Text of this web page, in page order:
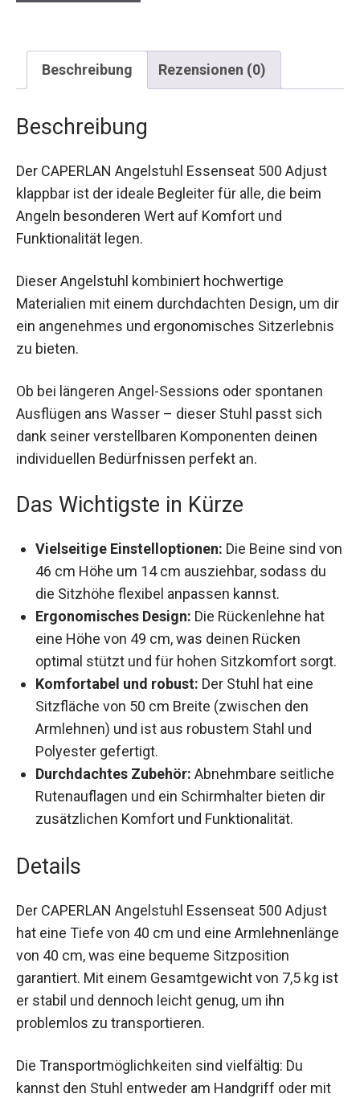
Beschreibung Rezensionen (0)
Beschreibung
klappbar ist der ideale Begleiter für alle, die beim
Angeln besonderen Wert auf Komfort und
Funktionalität legen.
Materialien mit einem durchdachten Design, um
dir ein angenehmes und ergonomisches
Sitzerlebnis zu bieten.
Ausflügen ans Wasser – dieser Stuhl passt sich
dank seiner verstellbaren Komponenten deinen
individuellen Bedürfnissen perfekt an.
Das Wichtigste in Kürze
von 46 cm Höhe um 14 cm ausziehbar,
sodass du die Sitzhöhe flexibel anpassen
kannst.
Ergonomisches Design: Die Rückenlehne hat
eine Höhe von 49 cm, was deinen Rücken
optimal stützt und für hohen Sitzkomfort
sorgt.
Komfortabel und robust:Der Stuhl hat eine
Sitzfläche von 50 cm Breite (zwischen den
Armlehnen) und ist aus robustem Stahl und
Polyester gefertigt.
Durchdachtes Zubehör:Abnehmbare
seitliche Rutenauflagen und ein Schirmhalter
Funktionalität.
Details
Der CAPERLAN Angelstuhl Essenseat 500 Adjust
hat eine Tiefe von 40 cm und eine
Armlehnenlänge von 40 cm, was eine bequeme
Sitzposition garantiert. Mit einem Gesamtgewicht
von 7,5 kg ist er stabil und dennoch leicht genug,
um ihn problemlos zu transportieren.